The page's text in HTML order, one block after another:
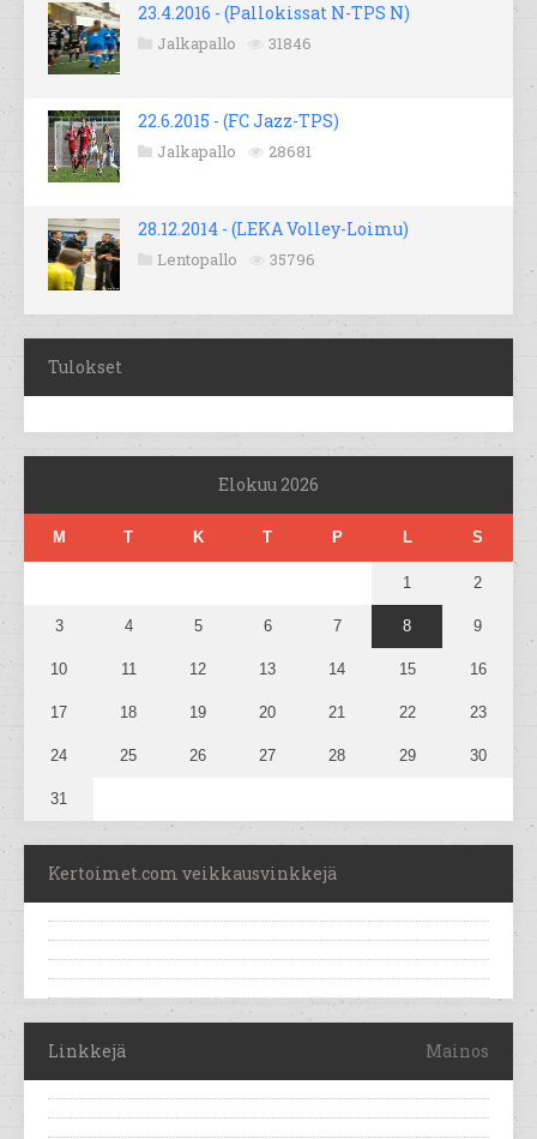
23.4.2016 - (Pallokissat N-TPS N)
Jalkapallo 31846
22.6.2015 - (FC Jazz-TPS)
Jalkapallo 28681
28.12.2014 - (LEKA Volley-Loimu)
Lentopallo 35796
Tulokset
Elokuu 2026
M T K T P L S
1 2
3 4 5 6 7 8 9
10 11 12 13 14 15 16
17 18 19 20 21 22 23
24 25 26 27 28 29 30
31
Kertoimet.com veikkausvinkkejä
Linkkejä Mainos